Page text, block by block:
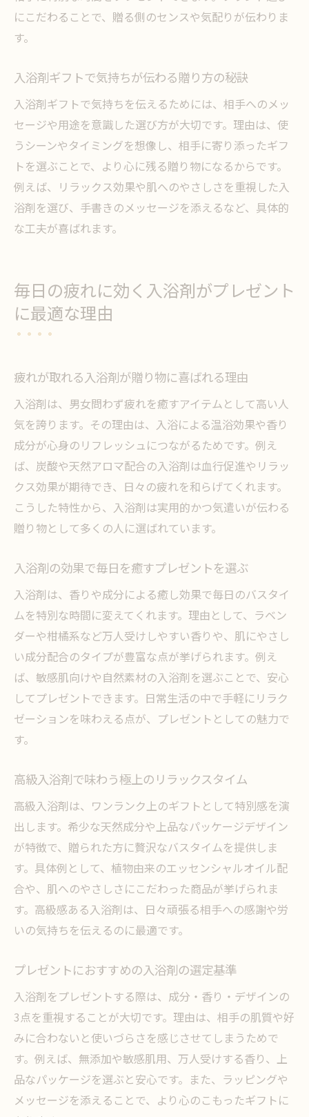
にこだわることで、贈る側のセンスや気配りが伝わりま
す。
入浴剤ギフトで気持ちが伝わる贈り方の秘訣
入浴剤ギフトで気持ちを伝えるためには、相手へのメッ
セージや用途を意識した選び方が大切です。理由は、使
うシーンやタイミングを想像し、相手に寄り添ったギフ
トを選ぶことで、より心に残る贈り物になるからです。
例えば、リラックス効果や肌へのやさしさを重視した入
浴剤を選び、手書きのメッセージを添えるなど、具体的
な工夫が喜ばれます。
毎日の疲れに効く入浴剤がプレゼント
に最適な理由
疲れが取れる入浴剤が贈り物に喜ばれる理由
入浴剤は、男女問わず疲れを癒すアイテムとして高い人
気を誇ります。その理由は、入浴による温浴効果や香り
成分が心身のリフレッシュにつながるためです。例え
ば、炭酸や天然アロマ配合の入浴剤は血行促進やリラッ
クス効果が期待でき、日々の疲れを和らげてくれます。
こうした特性から、入浴剤は実用的かつ気遣いが伝わる
贈り物として多くの人に選ばれています。
入浴剤の効果で毎日を癒すプレゼントを選ぶ
入浴剤は、香りや成分による癒し効果で毎日のバスタイ
ムを特別な時間に変えてくれます。理由として、ラベン
ダーや柑橘系など万人受けしやすい香りや、肌にやさし
い成分配合のタイプが豊富な点が挙げられます。例え
ば、敏感肌向けや自然素材の入浴剤を選ぶことで、安心
してプレゼントできます。日常生活の中で手軽にリラク
ゼーションを味わえる点が、プレゼントとしての魅力で
す。
高級入浴剤で味わう極上のリラックスタイム
高級入浴剤は、ワンランク上のギフトとして特別感を演
出します。希少な天然成分や上品なパッケージデザイン
が特徴で、贈られた方に贅沢なバスタイムを提供しま
す。具体例として、植物由来のエッセンシャルオイル配
合や、肌へのやさしさにこだわった商品が挙げられま
す。高級感ある入浴剤は、日々頑張る相手への感謝や労
いの気持ちを伝えるのに最適です。
プレゼントにおすすめの入浴剤の選定基準
入浴剤をプレゼントする際は、成分・香り・デザインの
3点を重視することが大切です。理由は、相手の肌質や好
みに合わないと使いづらさを感じさせてしまうためで
す。例えば、無添加や敏感肌用、万人受けする香り、上
品なパッケージを選ぶと安心です。また、ラッピングや
メッセージを添えることで、より心のこもったギフトに